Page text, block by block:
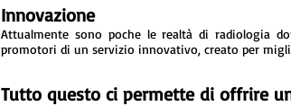
Innovazione
Attualmente sono poche le realtà di radiologia
promotori di un servizio innovativo, creato per
Tutto questo ci permette di offrire